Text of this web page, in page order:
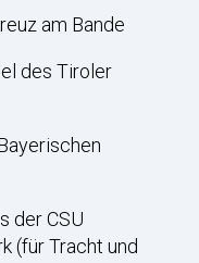
am Bande
Tiroler
CSU
(für Tracht und